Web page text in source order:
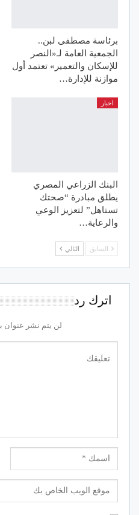
برئاسة مصطفى لبن..
الجمعية العامة لـ«النصر
للإسكان والتعمير» تعتمد أول
موازنة للإدارة…
اخبار
البنك الزراعي المصري
يطلق مبادرة “صحتك
تستاهل” لتعزيز الوعي
والرعاية…
السابق التالي
اترك رد
لن يتم نشر عنوان